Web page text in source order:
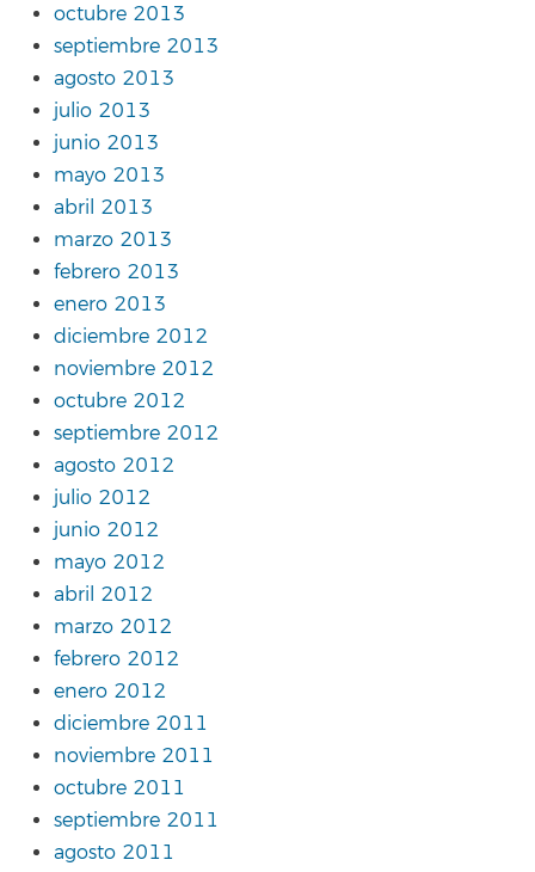
octubre 2013
septiembre 2013
agosto 2013
julio 2013
junio 2013
mayo 2013
abril 2013
marzo 2013
febrero 2013
enero 2013
diciembre 2012
noviembre 2012
octubre 2012
septiembre 2012
agosto 2012
julio 2012
junio 2012
mayo 2012
abril 2012
marzo 2012
febrero 2012
enero 2012
diciembre 2011
noviembre 2011
octubre 2011
septiembre 2011
agosto 2011